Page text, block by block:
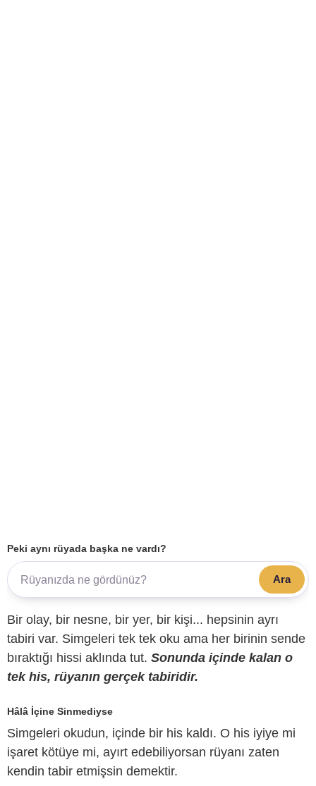
Peki aynı rüyada başka ne vardı?
Ara
Bir olay, bir nesne, bir yer, bir kişi... hepsinin ayrı
tabiri var. Simgeleri tek tek oku ama her birinin sende
bıraktığı hissi aklında tut. Sonunda içinde kalan o
tek his, rüyanın gerçek tabiridir.
Hâlâ İçine Sinmediyse
Simgeleri okudun, içinde bir his kaldı. O his iyiye mi
işaret kötüye mi, ayırt edebiliyorsan rüyanı zaten
kendin tabir etmişsin demektir.